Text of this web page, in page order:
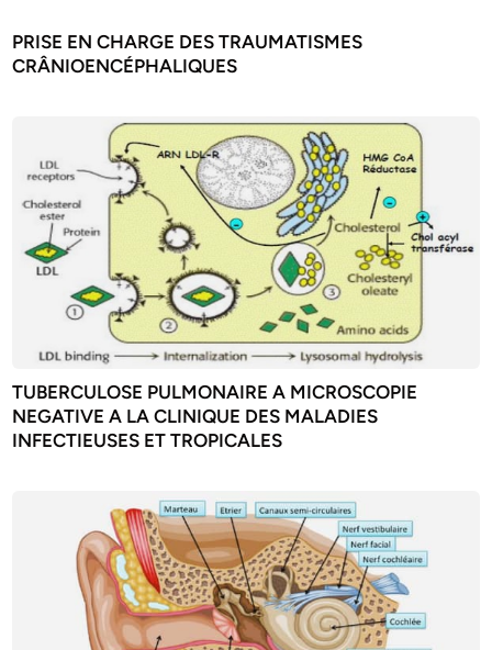
PRISE EN CHARGE DES TRAUMATISMES
CRÂNIOENCÉPHALIQUES
TUBERCULOSE PULMONAIRE A MICROSCOPIE
NEGATIVE A LA CLINIQUE DES MALADIES
INFECTIEUSES ET TROPICALES